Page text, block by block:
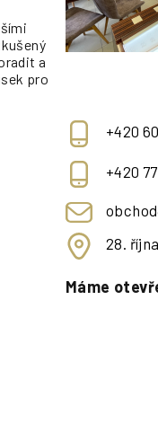
a
pro
+420
+420
28.
Máme